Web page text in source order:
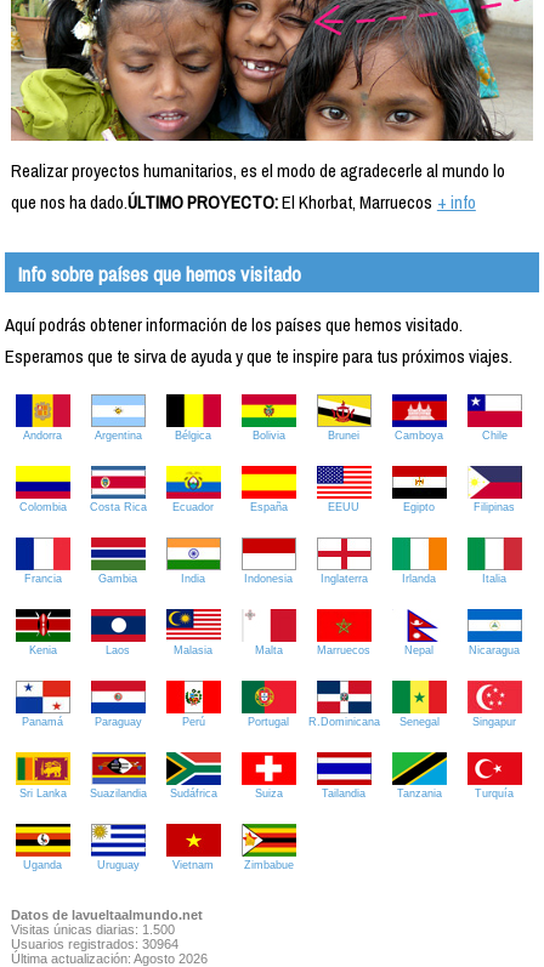
Realizar proyectos humanitarios, es el modo de agradecerle al mundo lo
que nos ha dado.ÚLTIMO PROYECTO:El Khorbat, Marruecos + info
Info sobre países que hemos visitado
Aquí podrás obtener información de los países que hemos visitado.
Esperamos que te sirva de ayuda y que te inspire para tus próximos viajes.
Andorra Argentina Bélgica Bolivia Brunei Camboya Chile
Colombia Costa Rica Ecuador España EEUU Egipto Filipinas
Francia Gambia India Indonesia Inglaterra Irlanda Italia
Kenia Laos Malasia Malta Marruecos Nepal Nicaragua
Panamá Paraguay Perú Portugal R.Dominicana Senegal Singapur
Sri Lanka Suazilandia Sudáfrica Suiza Tailandia Tanzania Turquía
Uganda Uruguay Vietnam Zimbabue
Datos de lavueltaalmundo.net
Visitas únicas diarias: 1.500
Usuarios registrados: 30964
Última actualización: Agosto 2026